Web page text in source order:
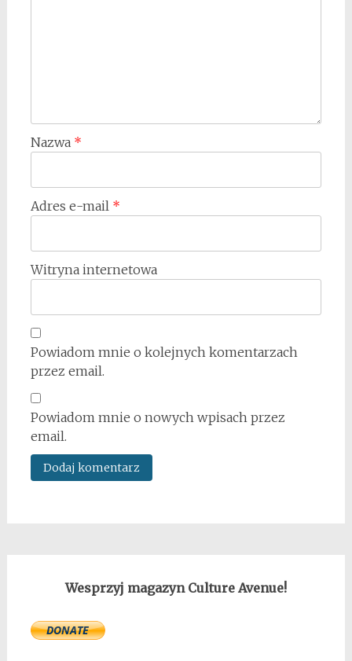
Nazwa *
Adres e-mail *
Witryna internetowa
Powiadom mnie o kolejnych komentarzach
przez email.
Powiadom mnie o nowych wpisach przez
email.
Wesprzyj magazyn Culture Avenue!